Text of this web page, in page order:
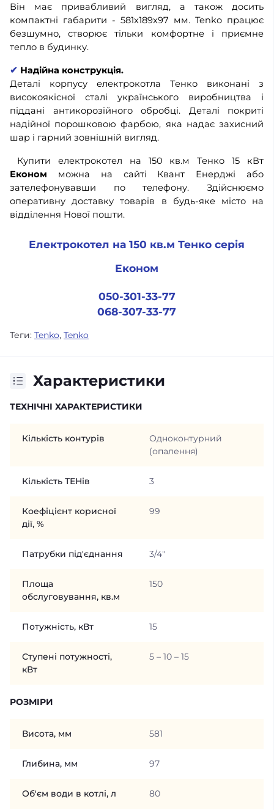
Він має привабливий вигляд, а також досить
компактні габарити - 581x189x97 мм. Tenko працює
безшумно, створює тільки комфортне і приємне
тепло в будинку.
✔ Надійна конструкція.
Деталі корпусу електрокотла Тенко виконані з
високоякісної сталі українського виробництва і
піддані антикорозійного обробці. Деталі покриті
надійної порошковою фарбою, яка надає захисний
шар і гарний зовнішній вигляд.
Купити електрокотел на 150 кв.м Тенко 15 кВт
Економ можна на сайті Квант Енерджі або
зателефонувавши по телефону. Здійснюємо
оперативну доставку товарів в будь-яке місто на
відділення Нової пошти.
Електрокотел на 150 кв.м Тенко серія
Економ
050-301-33-77
068-307-33-77
Теги: Tenko, Tenko
Характеристики
ТЕХНІЧНІ ХАРАКТЕРИСТИКИ
Кількість контурів
Одноконтурний
(опалення)
Кількість ТЕНів 3
Коефіцієнт корисної
дії, %
99
Патрубки під'єднання 3/4"
Площа
обслуговування, кв.м
150
Потужність, кВт 15
Ступені потужності,
кВт
5 – 10 – 15
РОЗМІРИ
Висота, мм 581
Глибина, мм 97
Об'єм води в котлі, л 80